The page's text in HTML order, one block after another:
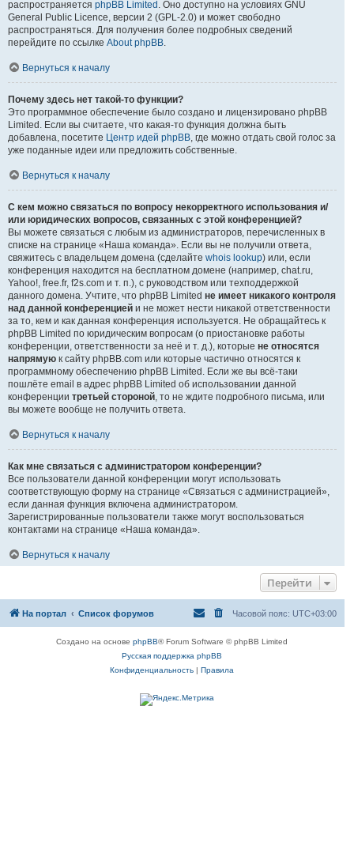
распространяется phpBB Limited . Оно доступно на условиях GNU
General Public Licence, версии 2 (GPL-2.0) и может свободно
распространяться. Для получения более подробных сведений
перейдите по ссылке About phpBB.
Вернуться к началу
Почему здесь нет такой-то функции?
Это программное обеспечение было создано и лицензировано phpBB
Limited. Если вы считаете, что какая-то функция должна быть
добавлена, посетите Центр идей phpBB, где можно отдать свой голос за
уже поданные идеи или предложить собственные.
Вернуться к началу
С кем можно связаться по вопросу некорректного использования и/
или юридических вопросов, связанных с этой конференцией?
Вы можете связаться с любым из администраторов, перечисленных в
списке на странице «Наша команда». Если вы не получили ответа,
свяжитесь с владельцем домена (сделайте whois lookup) или, если
конференция находится на бесплатном домене (например, chat.ru,
Yahoo!, free.fr, f2s.com и т. п.), с руководством или техподдержкой
данного домена. Учтите, что phpBB Limited не имеет никакого контроля
над данной конференцией и не может нести никакой ответственности
за то, кем и как данная конференция используется. Не обращайтесь к
phpBB Limited по юридическим вопросам (о приостановке работы
конференции, ответственности за неё и т. д.), которые не относятся
напрямую к сайту phpBB.com или которые частично относятся к
программному обеспечению phpBB Limited. Если же вы всё-таки
пошлёте email в адрес phpBB Limited об использовании данной
конференции третьей стороной, то не ждите подробного письма, или
вы можете вообще не получить ответа.
Вернуться к началу
Как мне связаться с администратором конференции?
Все пользователи данной конференции могут использовать
соответствующую форму на странице «Связаться с администрацией»,
если данная функция включена администратором.
Зарегистрированные пользователи также могут воспользоваться
контактами на странице «Наша команда».
Вернуться к началу
Перейти
На портал Список форумов Часовой пояс: UTC+03:00
Создано на основеphpBB® Forum Software © phpBB Limited
Русская поддержка phpBB
Конфиденциальность
Правила